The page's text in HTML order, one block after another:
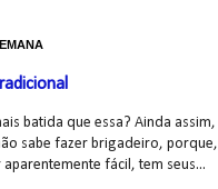
batida que essa? Ainda assim,
sabe fazer brigadeiro, porque,
aparentemente fácil, tem seus...